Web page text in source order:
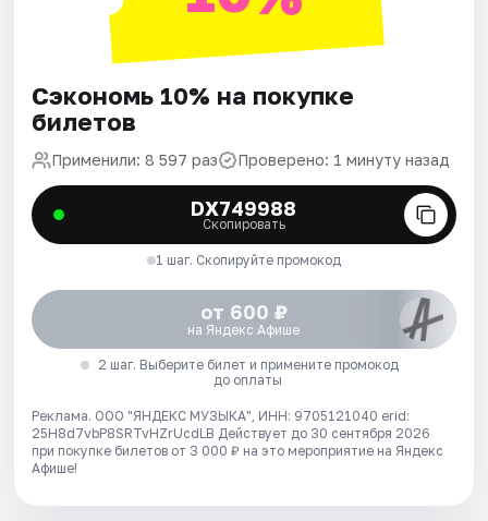
Сэкономь 10% на покупке
билетов
Применили: 8 597 раз Проверено: 1 минуту назад
DX749988
Скопировать
1 шаг. Скопируйте промокод
от 600 ₽
на Яндекс Афише
2 шаг. Выберите билет и примените промокод
до оплаты
Реклама. ООО "ЯНДЕКС МУЗЫКА", ИНН: 9705121040 erid:
25H8d7vbP8SRTvHZrUcdLB Действует до 30 сентября 2026
при покупке билетов от 3 000 ₽ на это мероприятие на Яндекс
Афише!